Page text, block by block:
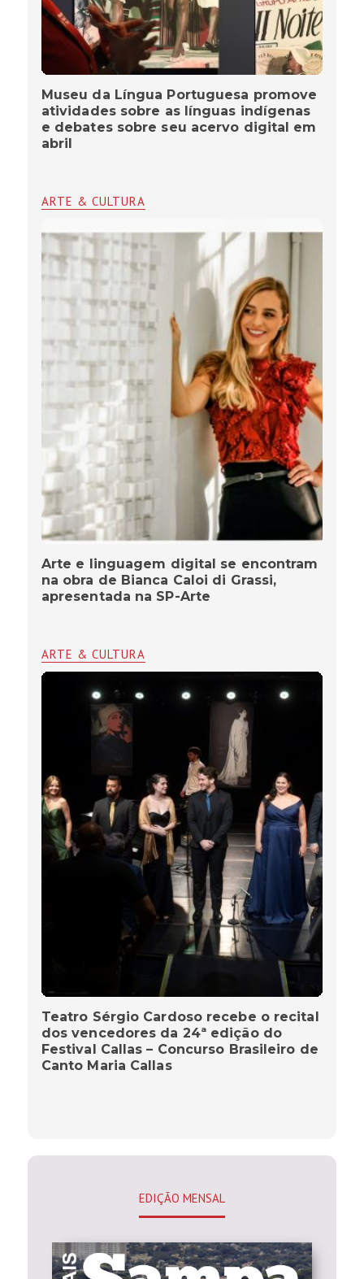
Museu da Língua Portuguesa promove
atividades sobre as línguas indígenas
e debates sobre seu acervo digital em
abril
ARTE & CULTURA
Arte e linguagem digital se encontram
na obra de Bianca Caloi di Grassi,
apresentada na SP-Arte
ARTE & CULTURA
Teatro Sérgio Cardoso recebe o recital
dos vencedores da 24ª edição do
Festival Callas – Concurso Brasileiro de
Canto Maria Callas
EDIÇÃO MENSAL